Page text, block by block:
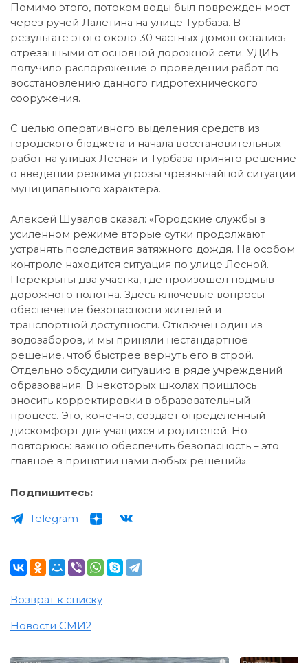
Помимо этого, потоком воды был поврежден мост
через ручей Лалетина на улице Турбаза. В
результате этого около 30 частных домов остались
отрезанными от основной дорожной сети. УДИБ
получило распоряжение о проведении работ по
восстановлению данного гидротехнического
сооружения.
С целью оперативного выделения средств из
городского бюджета и начала восстановительных
работ на улицах Лесная и Турбаза принято решение
о введении режима угрозы чрезвычайной ситуации
муниципального характера.
Алексей Шувалов сказал: «Городские службы в
усиленном режиме вторые сутки продолжают
устранять последствия затяжного дождя. На особом
контроле находится ситуация по улице Лесной.
Перекрыты два участка, где произошел подмыв
дорожного полотна. Здесь ключевые вопросы –
обеспечение безопасности жителей и
транспортной доступности. Отключен один из
водозаборов, и мы приняли нестандартное
решение, чтоб быстрее вернуть его в строй.
Отдельно обсудили ситуацию в ряде учреждений
образования. В некоторых школах пришлось
вносить корректировки в образовательный
процесс. Это, конечно, создает определенный
дискомфорт для учащихся и родителей. Но
повторюсь: важно обеспечить безопасность – это
главное в принятии нами любых решений».
Подпишитесь:
Telegram
Возврат к списку
Новости СМИ2
i